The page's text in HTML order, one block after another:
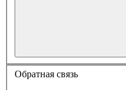
Обратная связь